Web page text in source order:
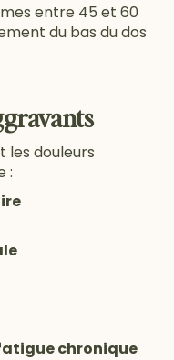
entre 45 et 60
du bas du dos
les douleurs
:
chronique